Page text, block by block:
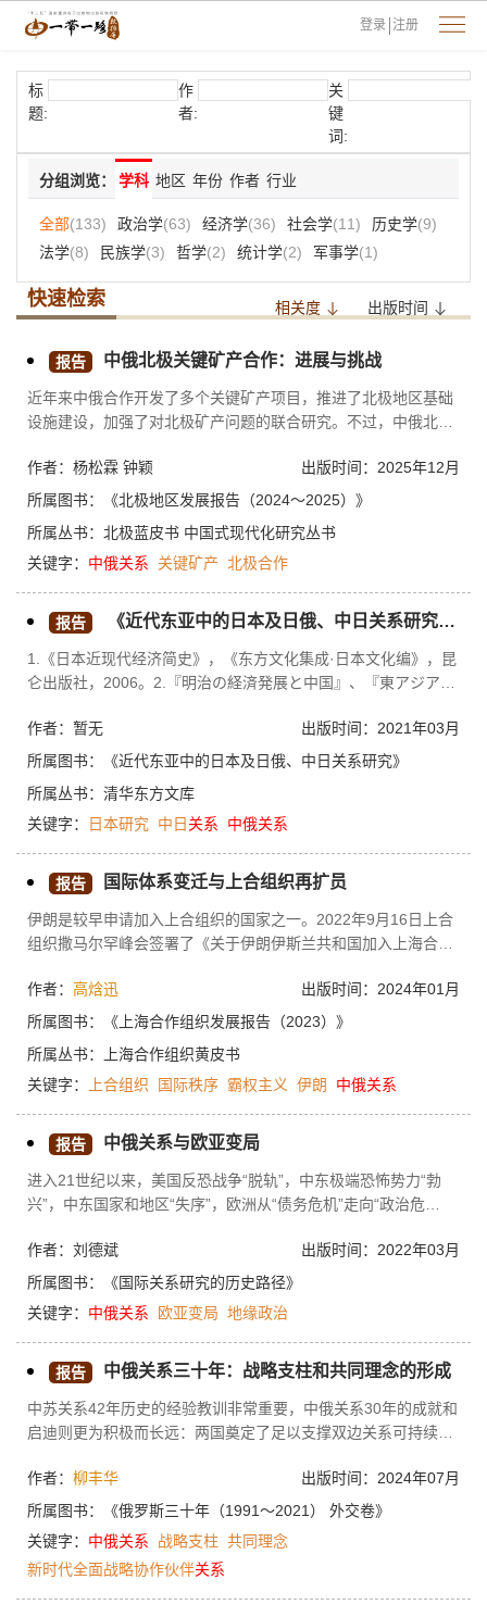
登录 注册
标
题:
作
者:
关
键
词:
分组浏览： 学科 地区 年份 作者 行业
全部(133) 政治学(63) 经济学(36) 社会学(11) 历史学(9)
法学(8) 民族学(3) 哲学(2) 统计学(2) 军事学(1)
快速检索 相关度 出版时间
报告 中俄北极关键矿产合作：进展与挑战
近年来中俄合作开发了多个关键矿产项目，推进了北极地区基础
设施建设，加强了对北极矿产问题的联合研究。不过，中俄北极
提出了更高的环保要求；自乌克兰危机以来，美西方持续加大对
俄罗斯的经济制裁，涉及部分中俄北极关键矿产项目；特朗普积
化中俄北极资源合作，推动北极关键矿产治理进程，为北极地区
可持续发展做贡献。
出版时间：2025年12月
作者：杨松霖 钟颖
所属图书：
《北极地区发展报告（2024～2025）》
所属丛书： 北极蓝皮书 中国式现代化研究丛书
关键字： 中俄关系 关键矿产 北极合作
报告 《近代东亚中的日本及日俄、中日关系研究》作者学术成果目录
1.《日本近现代经济简史》，《东方文化集成·日本文化编》，昆
仑出版社，2006。2.『明治の経済発展と中国』、『東アジアの
《日俄关系简史（1697—1917）》，天津人民出版社，1985。
4.天津市历史研究所日本史研究室编写（合撰）《中日两国人民
《中日经济关系史》（上、下），《东方文化集成·日本文化
编》，国家出版基金项目，昆仑出版社，2012。1.《浅论明治维
新与同治中兴》
出版时间：2021年03月
作者：暂无
所属图书：
《近代东亚中的日本及日俄、中日关系研究》
所属丛书： 清华东方文库
关键字：
日本研究 中日 关系 中俄关系
报告 国际体系变迁与上合组织再扩员
伊朗是较早申请加入上合组织的国家之一。2022年9月16日上合
组织撒马尔罕峰会签署了《关于伊朗伊斯兰共和国加入上海合作
国。伊朗加入上合组织是国际/地区秩序深刻演变的结果，也是中
俄伊三方应对国际和地区形势不断变化的必然选择。在国际关系
素是抵制以美国为首的霸权主义欺凌、共同捍卫地区稳定与繁
荣、倡导尊重多样文明和谐共生。在上合组织框架下，中俄伊三
边良性互动有利于增进地区国家间政治互信和相互了解，共同应
对以“三股势力”为代表的安全威胁，弥合因新冠疫情和地缘政治
危机导致的国际地区产业链断裂，深化成员国间经济合作，推动
构建上合组织命运共同体。
出版时间：2024年01月
作者： 高焓迅
所属图书：
《上海合作组织发展报告（2023）》
所属丛书：
上海合作组织黄皮书
关键字：
上合组织 国际秩序 霸权主义 伊朗 中俄关系
报告 中俄关系与欧亚变局
进入21世纪以来，美国反恐战争“脱轨”，中东极端恐怖势力“勃
兴”，中东国家和地区“失序”，欧洲从“债务危机”走向“政治危
起”和俄罗斯的“复兴”，已经让1997年布热津斯基构想的欧亚地缘
政治“大棋局”破局，并且让中俄“全面战略协作伙伴关系”的形成具
变数，中俄全面战略协作伙伴关系开始面对“特朗普冲击”。中俄
两国只有保持足够的战略定力，才能“驯服”特朗普的野蛮冲撞，
推动美国和西方的妥协和退让，与中俄两国合作构建一种新的战
是西方媒体所描述的那种“抱团取暖”，而是在欧亚变局中形成的
一种新的秩序构建。中俄学界需要不断更新观念，与时俱进，为
排除双边关系发展中的障碍不断提供新的智力支持。
出版时间：2022年03月
作者：刘德斌
所属图书：
《国际关系研究的历史路径》
关键字： 中俄关系 欧亚变局 地缘政治
报告 中俄关系三十年：战略支柱和共同理念的形成
中苏关系42年历史的经验教训非常重要，中俄关系30年的成就和
启迪则更为积极而长远：两国奠定了足以支撑双边关系可持续发
系长期发展的结构模式和运作机制。系统研究这30年间两国关系
的发展进程，深入分析和总结其物质基础和共同理念，探讨存在
十分重要。在中国实现民族复兴、世界格局深刻调整的关键期，
经营并利用好中俄关系，无论是对于中俄各自的复兴，还是对于
构建新型大国关系和新型国际格局，都具有重要的意义。
出版时间：2024年07月
作者： 柳丰华
所属图书：
《俄罗斯三十年（1991～2021） 外交卷》
关键字： 中俄关系 战略支柱 共同理念
新时代全面战略协作伙伴关系